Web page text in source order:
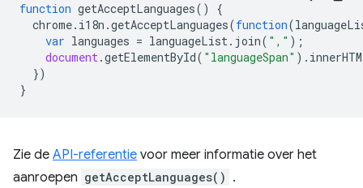
function getAcceptLanguages()
{
chrome. i18n .getAcceptLanguages(function(
var languages = languageList. join( "," );
document.getElementById( "languageSpan" ).
})
}
Zie de API-referentie voor meer informatie over het
aanroepen getAcceptLanguages() .